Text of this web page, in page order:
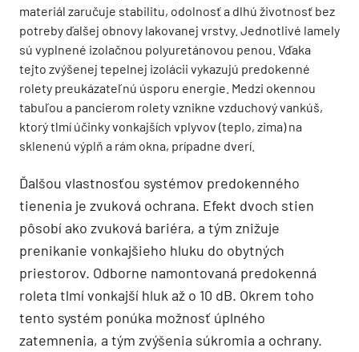
materiál zaručuje stabilitu, odolnosť a dlhú životnosť bez
potreby ďalšej obnovy lakovanej vrstvy. Jednotlivé lamely
sú vyplnené izolačnou polyuretánovou penou. Vďaka
tejto zvýšenej tepelnej izolácii vykazujú predokenné
rolety preukázateľnú úsporu energie. Medzi okennou
tabuľou a pancierom rolety vznikne vzduchový vankúš,
ktorý tlmí účinky vonkajších vplyvov (teplo, zima) na
sklenenú výplň a rám okna, prípadne dverí.
Ďalšou vlastnosťou systémov predokenného
tienenia je zvuková ochrana. Efekt dvoch stien
pôsobí ako zvuková bariéra, a tým znižuje
prenikanie vonkajšieho hluku do obytných
priestorov. Odborne namontovaná predokenná
roleta tlmí vonkajší hluk až o 10 dB. Okrem toho
tento systém ponúka možnosť úplného
zatemnenia, a tým zvýšenia súkromia a ochrany.